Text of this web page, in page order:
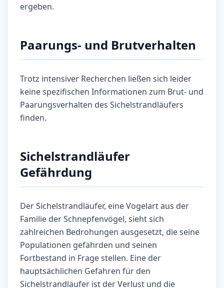
ergeben.
Paarungs- und Brutverhalten
Trotz intensiver Recherchen ließen sich leider
keine spezifischen Informationen zum Brut- und
Paarungsverhalten des Sichelstrandläufers
finden.
Sichelstrandläufer
Gefährdung
Der Sichelstrandläufer, eine Vogelart aus der
Familie der Schnepfenvögel, sieht sich
zahlreichen Bedrohungen ausgesetzt, die seine
Populationen gefährden und seinen
Fortbestand in Frage stellen. Eine der
hauptsächlichen Gefahren für den
Sichelstrandläufer ist der Verlust und die